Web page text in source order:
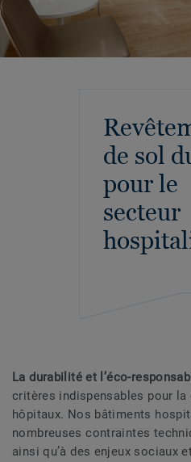
de sol
pour le
secteur
La durabilité et l’éco-
critères indispensables pour
hôpitaux. Nos bâtiments
nombreuses contraintes
ainsi qu’à des enjeux sociaux